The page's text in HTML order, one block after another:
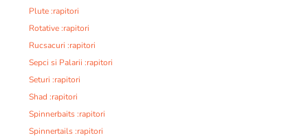
Plute :rapitori
Rotative :rapitori
Rucsacuri :rapitori
Sepci si Palarii :rapitori
Seturi :rapitori
Shad :rapitori
Spinnerbaits :rapitori
Spinnertails :rapitori